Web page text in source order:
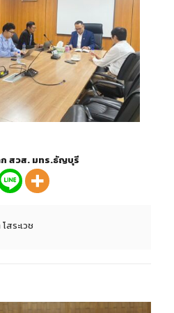
สวส. มทร.ธัญบุรี
สระเวช